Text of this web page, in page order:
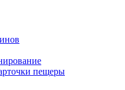
пещеры